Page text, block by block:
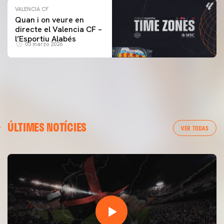
VALENCIA CF
Quan i on veure en
directe el Valencia CF –
l’Esportiu Alabés
03 marzo 2026
ÚLTIMES NOTÍCIES VER TODAS